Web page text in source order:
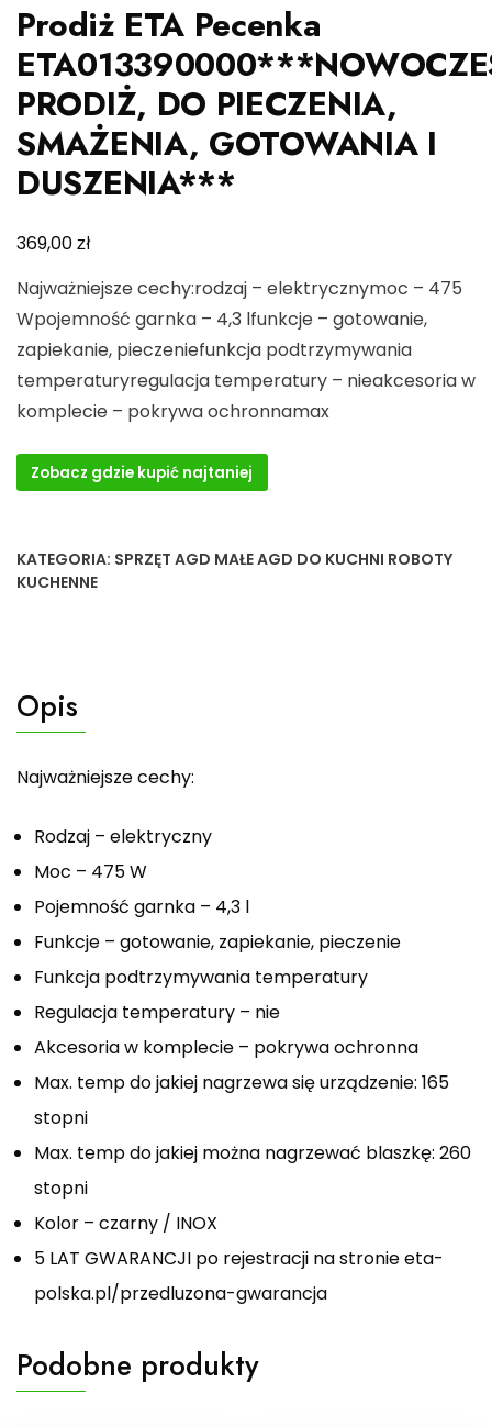
Prodiż ETA Pecenka
PRODIŻ, DO PIECZENIA,
SMAŻENIA, GOTOWANIA I
DUSZENIA***
369,00zł
Najważniejsze cechy:rodzaj – elektrycznymoc – 475
Wpojemność garnka – 4,3 lfunkcje – gotowanie,
zapiekanie, pieczeniefunkcja podtrzymywania
temperaturyregulacja temperatury – nieakcesoria w
komplecie – pokrywa ochronnamax
Zobacz gdzie kupić najtaniej
KATEGORIA: SPRZĘT AGD MAŁE AGD DO KUCHNI ROBOTY
KUCHENNE
Opis
Najważniejsze cechy:
Rodzaj – elektryczny
Moc – 475 W
Pojemność garnka – 4,3 l
Funkcje – gotowanie, zapiekanie, pieczenie
Funkcja podtrzymywania temperatury
Regulacja temperatury – nie
Akcesoria w komplecie – pokrywa ochronna
Max. temp do jakiej nagrzewa się urządzenie: 165
stopni
Max. temp do jakiej można nagrzewać blaszkę: 260
stopni
Kolor – czarny / INOX
5 LAT GWARANCJI po rejestracji na stronie eta-
polska.pl/przedluzona-gwarancja
Podobne produkty